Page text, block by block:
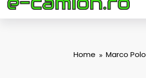
Home Marco Polo